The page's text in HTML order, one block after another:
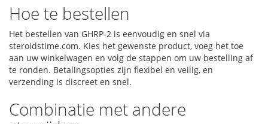
Hoe te bestellen
Het bestellen van GHRP-2 is eenvoudig en snel via
steroidstime.com. Kies het gewenste product, voeg het toe
aan uw winkelwagen en volg de stappen om uw bestelling af
te ronden. Betalingsopties zijn flexibel en veilig, en
verzending is discreet en snel.
Combinatie met andere